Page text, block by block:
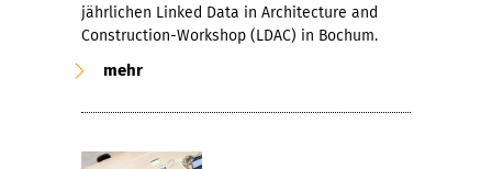
jährlichen Linked Data in Architecture and
Construction-Workshop (LDAC) in Bochum.
mehr